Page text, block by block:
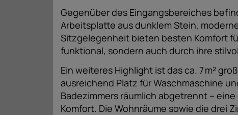
Gegenüber des Eingangsbereiches
Arbeitsplatte aus dunklem Stein,
Sitzgelegenheit bieten besten Komfort
funktional, sondern auch durch ihre
Ein weiteres Highlight ist das ca. 7 m²
ausreichend Platz für Waschmaschine
Badezimmers räumlich abgetrennt –
Komfort. Die Wohnräume sowie die drei